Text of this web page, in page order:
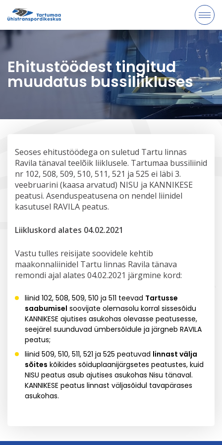
Ehitustöödest tingitud
muudatus bussiliikluses
Seoses ehitustöödega on suletud Tartu linnas
Ravila tänaval teelõik liiklusele. Tartumaa bussiliinid
nr 102, 508, 509, 510, 511, 521 ja 525 ei läbi 3.
veebruarini (kaasa arvatud) NISU ja KANNIKESE
peatusi. Asenduspeatusena on nendel liinidel
kasutusel RAVILA peatus.
Liikluskord alates 04.02.2021
Vastu tulles reisijate soovidele kehtib
maakonnaliinidel Tartu linnas Ravila tänava
remondi ajal alates 04.02.2021 järgmine kord:
liinid 102, 508, 509, 510 ja 511 teevad Tartusse
saabumisel soovijate olemasolu korral sissesõidu
KANNIKESE ajutises asukohas olevasse peatusesse,
seejärel suunduvad ümbersõidule ja järgneb RAVILA
peatus;
liinid 509, 510, 511, 521 ja 525 peatuvad linnast välja
sõites kõikides sõiduplaanijärgsetes peatustes, kuid
NISU peatus asub ajutises asukohas Nisu tänaval.
KANNIKESE peatus linnast väljasõidul tavapärases
asukohas.